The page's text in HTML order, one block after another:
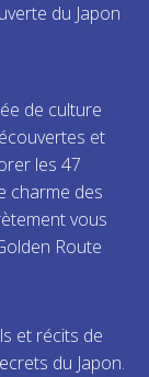
du Japon
de culture
et
les 47
charme des
vous
Route
et récits de
du Japon.